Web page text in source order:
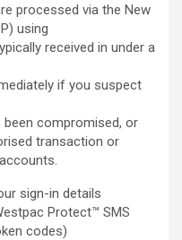
processed via the New
using
received in under a
if you suspect
compromised, or
transaction or
sign-in details
Protect™ SMS
codes)